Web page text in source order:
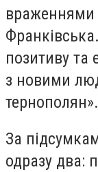
враженнями
позитиву та
з новими
тернополян».
За
одразу два: